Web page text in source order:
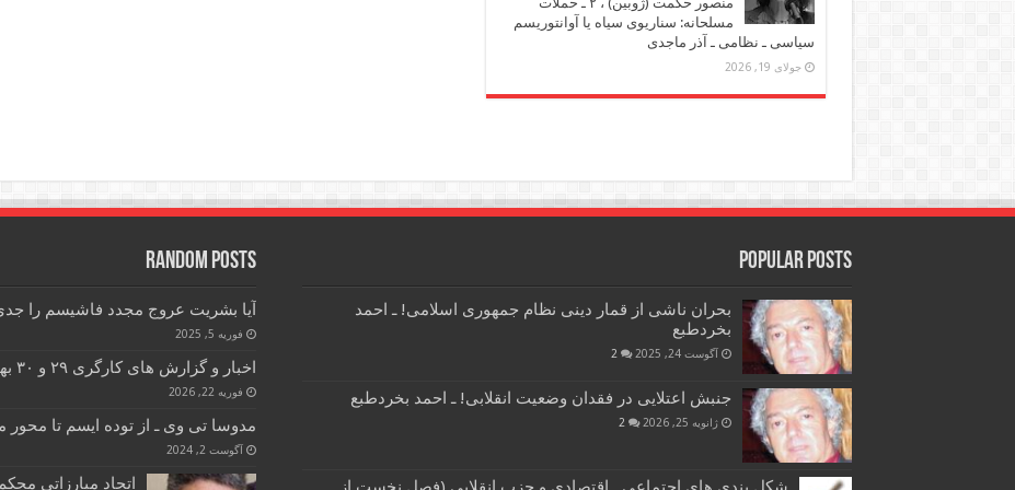
مسلحانه: سناریوی سیاه یا آوانتوریسم
سیاسی ـ نظامی ـ آذر ماجدی
جولای 19, 2026
Popular Posts
بحران ناشی از قمار دینی نظام جمهوری اسلامی! ـ احمد
بخردطبع
آگوست 24, 2025 2
جنبش اعتلایی در فقدان وضعیت انقلابی! ـ احمد بخردطبع
ژانویه 25, 2026 2
Random Posts
آیا بشریت عروج مجدد فاشیسم را
فوریه 5, 2025
اخبار و گزارش های کارگری ۲۹ و ۳۰ بهمن ماه و یکم و ۲ اسفند ماه ۱۴۰۴
فوریه 22, 2026
مدوسا تی وی ـ از توده ایسم تا
آگوست 2, 2024
اتحاد مبارزاتی